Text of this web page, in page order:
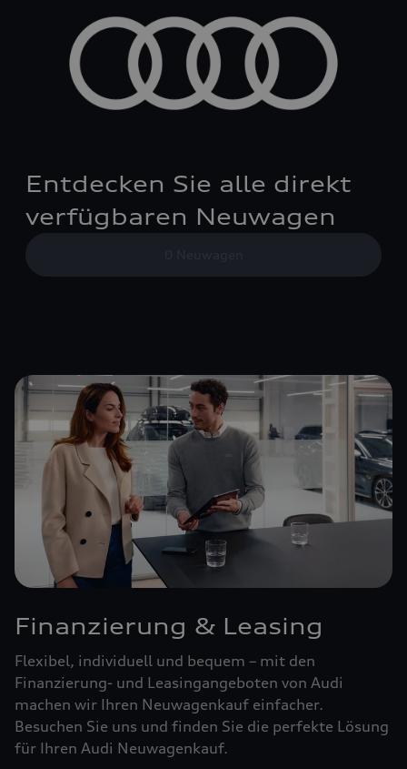
Entdecken Sie alle direkt
verfügbaren Neuwagen
Finanzierung & Leasing
Flexibel, individuell und bequem – mit den
Finanzierung- und Leasingangeboten von Audi
machen wir Ihren Neuwagenkauf einfacher.
Besuchen Sie uns und finden Sie die perfekte Lösung
für Ihren Audi Neuwagenkauf.